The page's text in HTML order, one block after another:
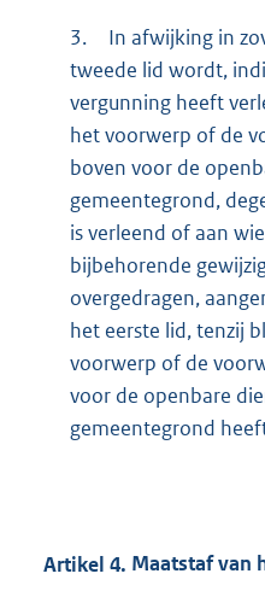
3.
In afwijking in
tweede lid wordt,
vergunning heeft
het voorwerp of de
boven voor de
gemeentegrond,
is verleend of aan
bijbehorende
overgedragen,
het eerste lid, tenzij
voorwerp of de
voor de openbare
gemeentegrond
Artikel 4. Maatstaf van